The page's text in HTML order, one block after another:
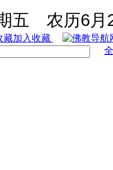
五 农历6月
加入收藏